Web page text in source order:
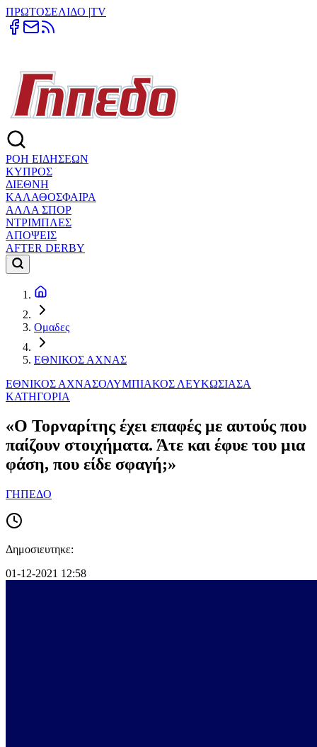
ΠΡΩΤΟΣΕΛΙΔΟ |TV
ΡΟΗ ΕΙΔΗΣΕΩΝ
ΚΥΠΡΟΣ
ΔΙΕΘΝΗ
ΚΑΛΑΘΟΣΦΑΙΡΑ
ΑΛΛΑ ΣΠΟΡ
ΝΤΡΙΜΠΛΕΣ
ΑΠΟΨΕΙΣ
AFTER DERBY
Ομαδες
ΕΘΝΙΚΟΣ ΑΧΝΑΣ
ΕΘΝΙΚΟΣ ΑΧΝΑΣΟΛΥΜΠΙΑΚΟΣ ΛΕΥΚΩΣΙΑΣΑ
ΚΑΤΗΓΟΡΙΑ
«Ο Τορναρίτης έχει επαφές με αυτούς που
παίζουν στοιχήματα. Άτε και έφυε του μια
φάση, που είδε σφαγή;»
ΓΗΠΕΔΟ
Δημοσιευτηκε:
01-12-2021 12:58